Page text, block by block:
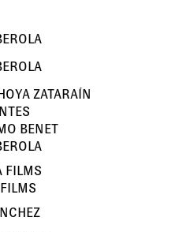
ZATARAÍN
BENET
FILMS